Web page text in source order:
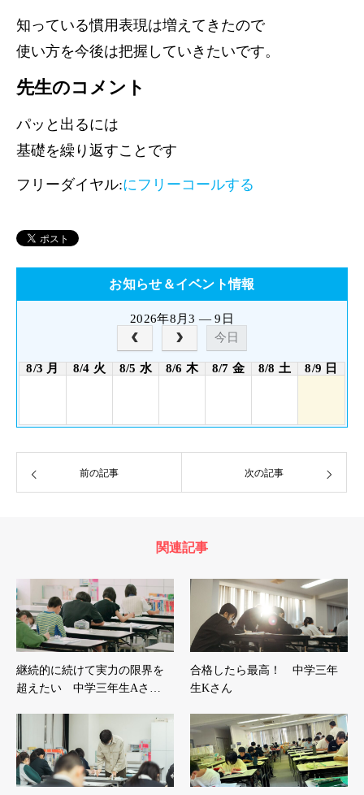
知っている慣用表現は増えてきたので
使い方を今後は把握していきたいです。
先生のコメント
パッと出るには
基礎を繰り返すことです
フリーダイヤル:にフリーコールする
お知らせ＆イベント情報
2026年8月3 — 9日
今日
8/3 月 8/4 火 8/5 水 8/6 木 8/7 金 8/8 土 8/9 日
前の記事 次の記事
関連記事
継続的に続けて実力の限界を
超えたい 中学三年生Aさ…
合格したら最高！ 中学三年
生Kさん